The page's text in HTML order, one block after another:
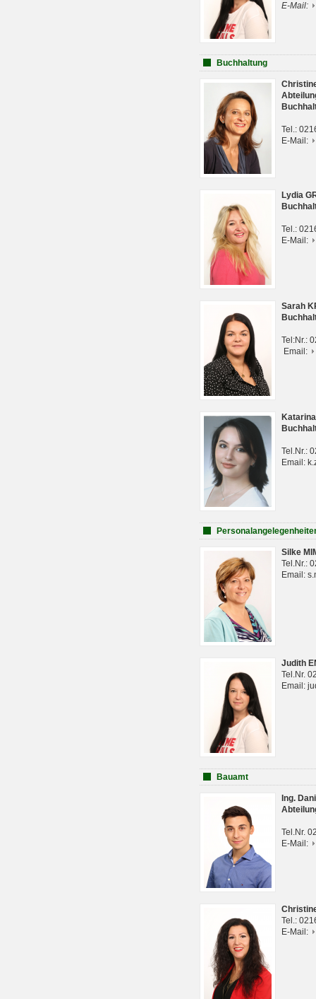
E-Mail:
Buchhaltung
Tel.:
E-Mail:
Lydia
Tel.:
E-Mail:
Sarah
Tel:Nr.:
Email:
Tel.Nr.:
Email:
Silke
Tel.Nr.:
Email:
Judith
Tel.Nr.
Email:
Bauamt
Ing.
Tel.Nr.
E-Mail:
Tel.:
E-Mail: